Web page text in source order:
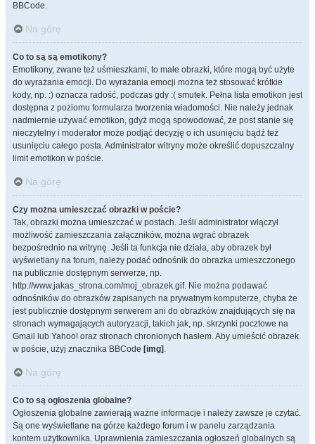
BBCode.
Na górę
Co to są są emotikony?
Emotikony, zwane też uśmieszkami, to małe obrazki, które mogą być użyte
do wyrażania emocji. Do wyrażania emocji można też stosować krótkie
kody, np. :) oznacza radość, podczas gdy :( smutek. Pełna lista emotikon jest
dostępna z poziomu formularza tworzenia wiadomości. Nie należy jednak
nadmiernie używać emotikon, gdyż mogą spowodować, że post stanie się
nieczytelny i moderator może podjąć decyzję o ich usunięciu bądź też
usunięciu całego posta. Administrator witryny może określić dopuszczalny
limit emotikon w poście.
Na górę
Czy można umieszczać obrazki w poście?
Tak, obrazki można umieszczać w postach. Jeśli administrator włączył
możliwość zamieszczania załączników, można wgrać obrazek
bezpośrednio na witrynę. Jeśli ta funkcja nie działa, aby obrazek był
wyświetlany na forum, należy podać odnośnik do obrazka umieszczonego
na publicznie dostępnym serwerze, np.
http://www.jakas_strona.com/moj_obrazek.gif. Nie można podawać
odnośników do obrazków zapisanych na prywatnym komputerze, chyba że
jest publicznie dostępnym serwerem ani do obrazków znajdujących się na
stronach wymagających autoryzacji, takich jak, np. skrzynki pocztowe na
Gmail lub Yahoo! oraz stronach chronionych hasłem. Aby umieścić obrazek
w poście, użyj znacznika BBCode [img] .
Na górę
Co to są ogłoszenia globalne?
Ogłoszenia globalne zawierają ważne informacje i należy zawsze je czytać.
Są one wyświetlane na górze każdego forum i w panelu zarządzania
kontem użytkownika. Uprawnienia zamieszczania ogłoszeń globalnych są